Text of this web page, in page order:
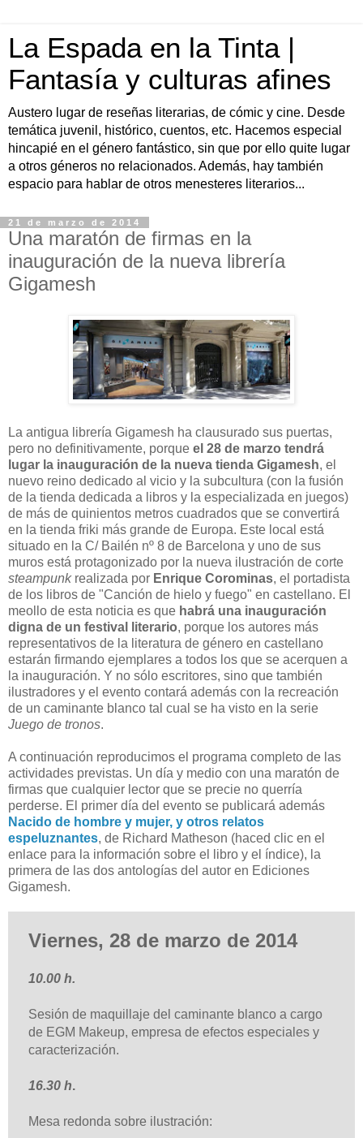
La Espada en la Tinta |
Fantasía y culturas afines
Austero lugar de reseñas literarias, de cómic y cine. Desde
temática juvenil, histórico, cuentos, etc. Hacemos especial
hincapié en el género fantástico, sin que por ello quite lugar
a otros géneros no relacionados. Además, hay también
espacio para hablar de otros menesteres literarios...
21 de marzo de 2014
Una maratón de firmas en la
inauguración de la nueva librería
Gigamesh
La antigua librería Gigamesh ha clausurado sus puertas,
pero no definitivamente, porque el 28 de marzo tendrá
lugar la inauguración de la nueva tienda Gigamesh, el
nuevo reino dedicado al vicio y la subcultura (con la fusión
de la tienda dedicada a libros y la especializada en juegos)
de más de quinientos metros cuadrados que se convertirá
en la tienda friki más grande de Europa. Este local está
situado en la C/ Bailén nº 8 de Barcelona y uno de sus
muros está protagonizado por la nueva ilustración de corte
steampunk realizada por Enrique Corominas, el portadista
de los libros de "Canción de hielo y fuego" en castellano. El
meollo de esta noticia es que habrá una inauguración
digna de un festival literario, porque los autores más
representativos de la literatura de género en castellano
estarán firmando ejemplares a todos los que se acerquen a
la inauguración. Y no sólo escritores, sino que también
ilustradores y el evento contará además con la recreación
de un caminante blanco tal cual se ha visto en la serie
Juego de tronos.
A continuación reproducimos el programa completo de las
actividades previstas. Un día y medio con una maratón de
firmas que cualquier lector que se precie no querría
perderse. El primer día del evento se publicará además
Nacido de hombre y mujer, y otros relatos
espeluznantes, de Richard Matheson (haced clic en el
enlace para la información sobre el libro y el índice), la
primera de las dos antologías del autor en Ediciones
Gigamesh.
Viernes, 28 de marzo de 2014
10.00 h.
Sesión de maquillaje del caminante blanco a cargo
de EGM Makeup, empresa de efectos especiales y
caracterización.
16.30 h.
Mesa redonda sobre ilustración: